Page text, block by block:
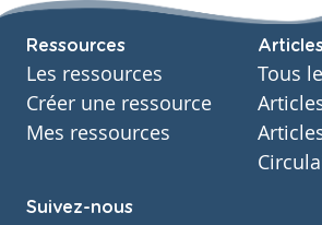
Secondaire
Morale
Année
Secondaire – Cinquième année
Tags
deuil
Ressources
Les ressources
Créer une ressource
Mes ressources
Tous
Suivez-nous